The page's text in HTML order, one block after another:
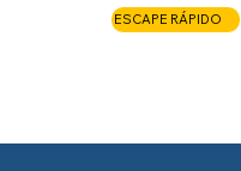
ESCAPE RÁPIDO